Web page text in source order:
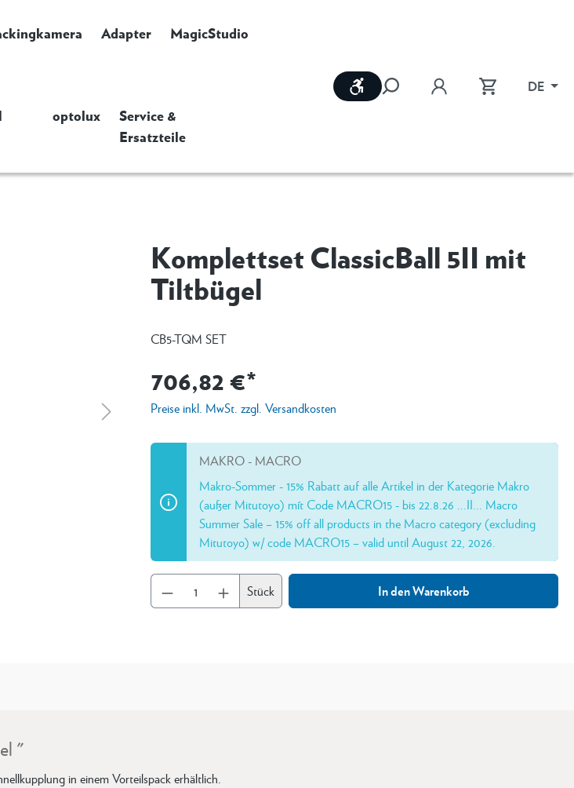
Adapter MagicStudio
optolux
Service &
Ersatzteile
Werkzeugleiste anzeigen DE
Komplettset ClassicBall 5II mit
Tiltbügel
CB5-TQM SET
706,82 €*
Preise inkl. MwSt. zzgl. Versandkosten
MAKRO - MACRO
Makro-Sommer - 15% Rabatt auf alle Artikel in der Kategorie Makro
(außer Mitutoyo) mít Code MACRO15 - bis 22.8.26 ...II... Macro
Summer Sale – 15% off all products in the Macro category (excluding
Mitutoyo) w/ code MACRO15 – valid until August 22, 2026.
Stück In den Warenkorb
"
in einem Vorteilspack erhältlich.